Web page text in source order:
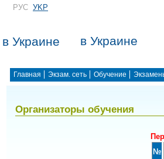
РУС УKР
в Украине
Главная Экзам. сеть Обучение
Организаторы обучения
№